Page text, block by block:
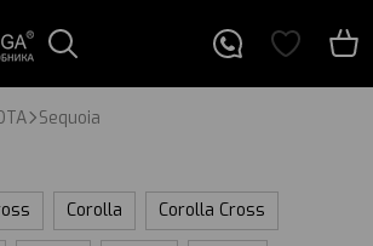
Sequoia
Corolla Corolla Cross